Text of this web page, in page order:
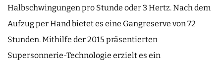
Halbschwingungen pro Stunde oder 3 Hertz. Nach dem
Aufzug per Hand bietet es eine Gangreserve von 72
Stunden. Mithilfe der 2015 präsentierten
Supersonnerie-Technologie erzielt es ein